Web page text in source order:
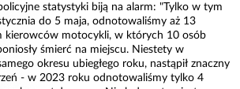
statystyki biją na alarm: "Tylko w tym
do 5 maja, odnotowaliśmy aż 13
kierowców motocykli, w których 10 osób
śmierć na miejscu. Niestety w
okresu ubiegłego roku, nastąpił znaczny
- w 2023 roku odnotowaliśmy tylko 4